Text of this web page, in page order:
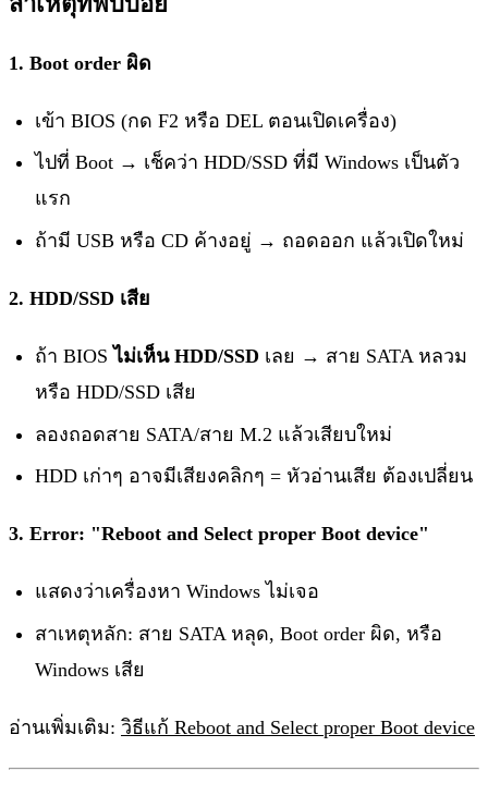
1. Boot order ผิด
เข้า BIOS (กด F2 หรือ DEL ตอนเปิดเครื่อง)
ไปที่ Boot → เช็คว่า HDD/SSD ที่มี Windows เป็นตัว
แรก
ถ้ามี USB หรือ CD ค้างอยู่ → ถอดออก แล้วเปิดใหม่
2. HDD/SSD เสีย
ถ้า BIOSไม่เห็น HDD/SSD เลย → สาย SATA หลวม
หรือ HDD/SSD เสีย
ลองถอดสาย SATA/สาย M.2 แล้วเสียบใหม่
HDD เก่าๆ อาจมีเสียงคลิกๆ = หัวอ่านเสีย ต้องเปลี่ยน
3. Error: "Reboot and Select proper Boot device"
แสดงว่าเครื่องหา Windows ไม่เจอ
สาเหตุหลัก: สาย SATA หลุด, Boot order ผิด, หรือ
Windows เสีย
อ่านเพิ่มเติม: วิธีแก้ Reboot and Select proper Boot device